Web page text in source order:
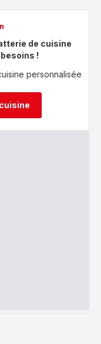
de cuisine
!
personnalisée